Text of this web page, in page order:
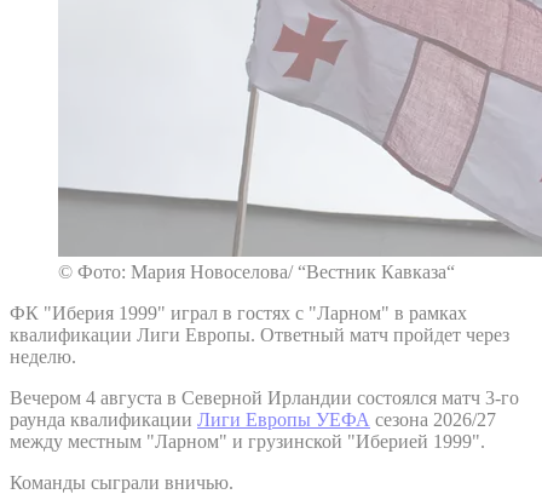
© Фото: Мария Новоселова/ “Вестник Кавказа“
ФК "Иберия 1999" играл в гостях с "Ларном" в рамках
квалификации Лиги Европы. Ответный матч пройдет через
неделю.
Вечером 4 августа в Северной Ирландии состоялся матч 3-го
раунда квалификации Лиги Европы УЕФА сезона 2026/27
между местным "Ларном" и грузинской "Иберией 1999".
Команды сыграли вничью.